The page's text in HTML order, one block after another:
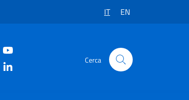
IT EN
Cerca